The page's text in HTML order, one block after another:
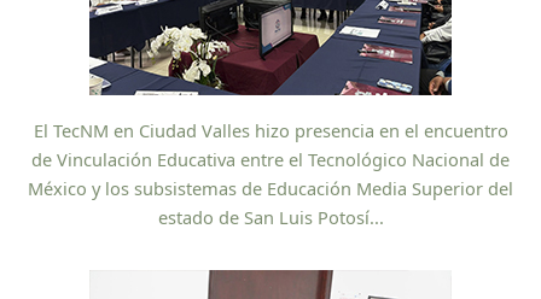
El TecNM en Ciudad Valles hizo presencia en el encuentro
de Vinculación Educativa entre el Tecnológico Nacional de
México y los subsistemas de Educación Media Superior del
estado de San Luis Potosí...